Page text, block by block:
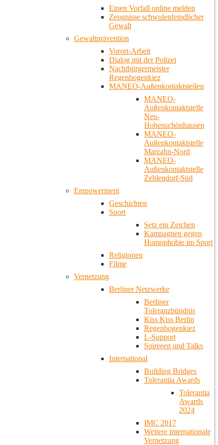
Einen Vorfall online melden
Zeugnisse schwulenfeindlicher
Gewalt
Gewaltprävention
Vorort-Arbeit
Dialog mit der Polizei
Nachtbürgermeister
Regenbogenkiez
MANEO-Außenkontaktstellen
MANEO-
Außenkontaktstelle
Neu-
Hohenschönhausen
MANEO-
Außenkontaktstelle
Marzahn-Nord
MANEO-
Außenkontaktstelle
Zehlendorf-Süd
Empowerment
Geschichten
Sport
Setz ein Zeichen
Kampagnen gegen
Homophobie im Sport
Religionen
Filme
Vernetzung
Berliner Netzwerke
Berliner
Toleranzbündnis
Kiss Kiss Berlin
Regenbogenkiez
L-Support
Soireeen und Talks
International
Building Bridges
Tolerantia Awards
Tolerantia
Awards
2024
IMC 2017
Weitere internationale
Vernetzung